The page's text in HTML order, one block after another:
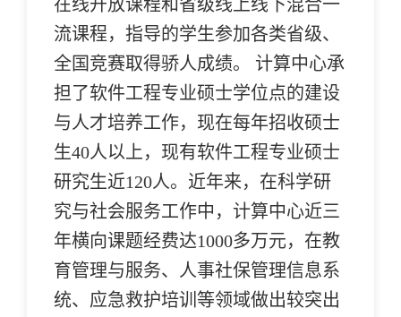
在线开放课程和省级线上线下混合一
流课程，指导的学生参加各类省级、
全国竞赛取得骄人成绩。 计算中心承
担了软件工程专业硕士学位点的建设
与人才培养工作，现在每年招收硕士
生40人以上，现有软件工程专业硕士
研究生近120人。近年来，在科学研
究与社会服务工作中，计算中心近三
年横向课题经费达1000多万元，在教
育管理与服务、人事社保管理信息系
统、应急救护培训等领域做出较突出